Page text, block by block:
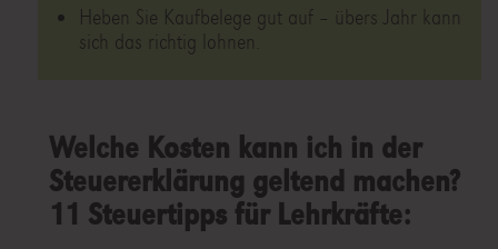
Heben Sie Kaufbelege gut auf – übers Jahr kann
sich das richtig lohnen.
Welche Kosten kann ich in der
Steuererklärung geltend machen?
11 Steuertipps für Lehrkräfte: